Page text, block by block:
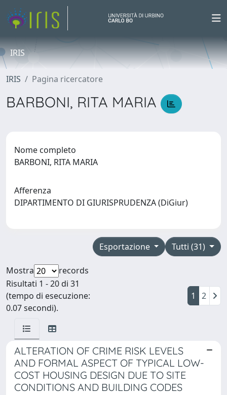
IRIS
IRIS Pagina ricercatore
BARBONI, RITA MARIA
Nome completo
BARBONI, RITA MARIA
Afferenza
DIPARTIMENTO DI GIURISPRUDENZA (DiGiur)
Tutti (31)
Esportazione
Mostra
records
Risultati 1 - 20 di 31
(tempo di esecuzione:
0.07 secondi).
1 2
ALTERATION OF CRIME RISK LEVELS
AND FORMAL ASPECT OF TYPICAL LOW-
COST HOUSING DESIGN DUE TO SITE
CONDITIONS AND BUILDING CODES